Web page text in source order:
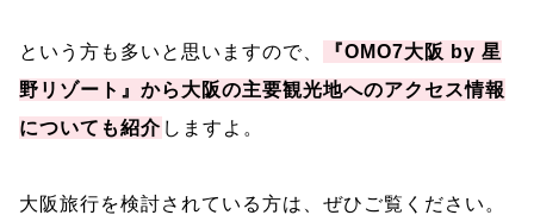
という方も多いと思いますので、
『OMO7大阪 by 星
野リゾート』から大阪の主要観光地へのアクセス情報
についても紹介 しますよ。
大阪旅行を検討されている方は、ぜひご覧ください。